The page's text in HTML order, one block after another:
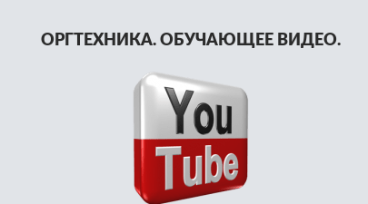
ОРГТЕХНИКА. ОБУЧАЮЩЕЕ ВИДЕО.